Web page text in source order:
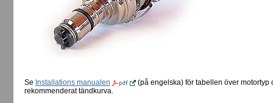
Se Installations manualen
(på engelska) för tabellen över motortyp
rekommenderat tändkurva.